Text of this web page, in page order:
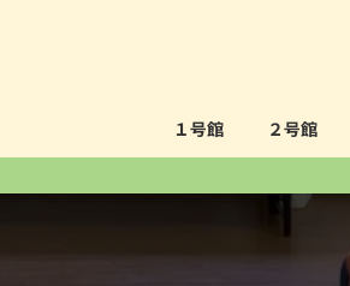
へ
ス
ョ
ン
１号館 ２号館